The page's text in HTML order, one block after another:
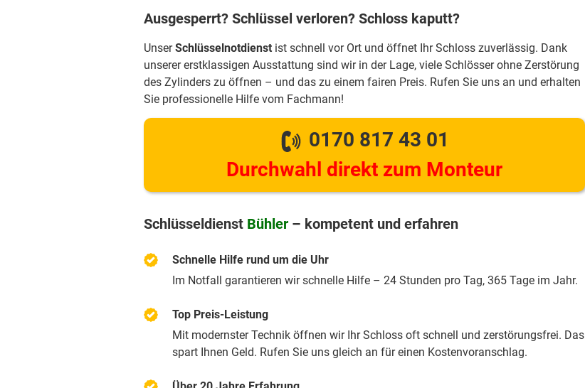
Ausgesperrt? Schlüssel verloren? Schloss kaputt?
UnserSchlüsselnotdienst ist schnell vor Ort und öffnet Ihr Schloss zuverlässig. Dank
unserer erstklassigen Ausstattung sind wir in der Lage, viele Schlösser ohne Zerstörung
des Zylinders zu öffnen – und das zu einem fairen Preis. Rufen Sie uns an und erhalten
Sie professionelle Hilfe vom Fachmann!
0170 817 43 01
Durchwahl direkt zum Monteur
Schlüsseldienst Bühler – kompetent und erfahren
Schnelle Hilfe rund um die Uhr
Im Notfall garantieren wir schnelle Hilfe – 24 Stunden pro Tag, 365 Tage im Jahr.
Top Preis-Leistung
Mit modernster Technik öffnen wir Ihr Schloss oft schnell und zerstörungsfrei. Das
spart Ihnen Geld. Rufen Sie uns gleich an für einen Kostenvoranschlag.